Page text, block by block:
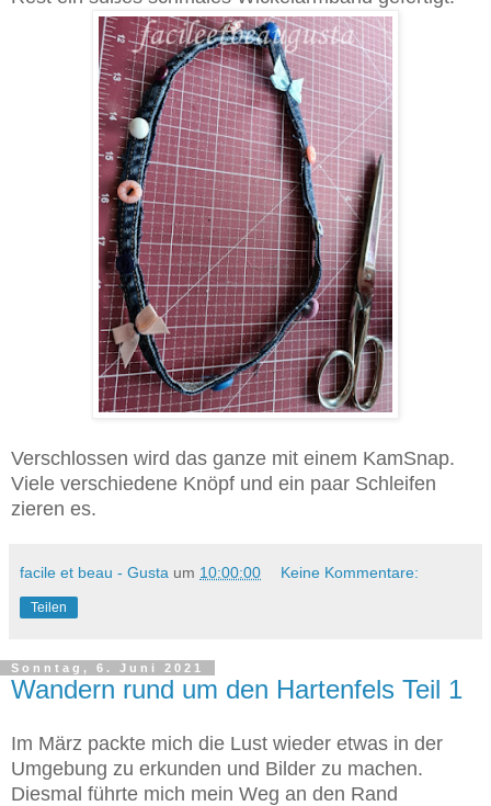
Verschlossen wird das ganze mit einem KamSnap.
Viele verschiedene Knöpf und ein paar Schleifen
zieren es.
facile et beau - Gusta um 10:00:00 Keine Kommentare:
Teilen
Sonntag, 6. Juni 2021
Wandern rund um den Hartenfels Teil 1
Im März packte mich die Lust wieder etwas in der
Umgebung zu erkunden und Bilder zu machen.
Diesmal führte mich mein Weg an den Rand